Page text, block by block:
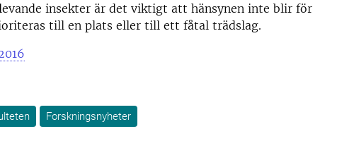
insekter är det viktigt att hänsynen inte blir för
till en plats eller till ett fåtal trädslag.
Forskningsnyheter